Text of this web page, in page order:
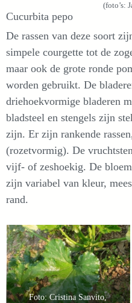
(foto’s:
Cucurbita pepo
De rassen van deze soort
simpele courgette tot de
maar ook de grote ronde
worden gebruikt. De
driehoekvormige bladeren
bladsteel en stengels zijn
zijn. Er zijn rankende
(rozetvormig). De
vijf- of zeshoekig. De
zijn variabel van kleur,
rand.
Foto: Cristina Sanvito,